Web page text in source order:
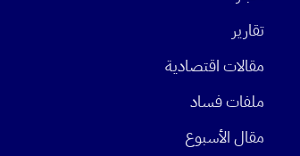
تقارير
مقالات اقتصادية
ملفات فساد
مقال الأسبوع